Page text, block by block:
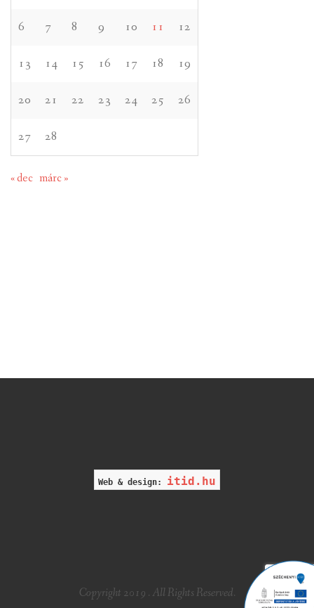
6 7 8 9 10 11 12
13 14 15 16 17 18 19
20 21 22 23 24 25 26
27 28
« dec márc »
Web & design: itid.hu
Copyright 2019 . All Rights Reserved.